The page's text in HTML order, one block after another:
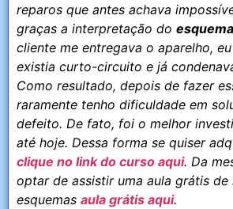
reparos que antes achava
graças a interpretação do esquema
cliente me entregava o aparelho,
existia curto-circuito e já
Como resultado, depois de fazer
raramente tenho dificuldade em
defeito. De fato, foi o melhor
até hoje. Dessa forma se quiser
clique no link do curso aqui. Da
optar de assistir uma aula grátis de
esquemas aula grátis aqui.